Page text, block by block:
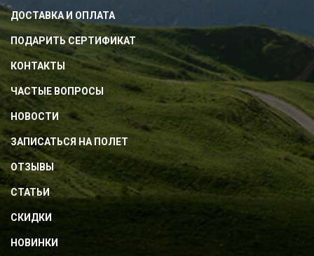
ДОСТАВКА И ОПЛАТА
ПОДАРИТЬ СЕРТИФИКАТ
КОНТАКТЫ
ЧАСТЫЕ ВОПРОСЫ
НОВОСТИ
ЗАПИСАТЬСЯ НА ПОЛЕТ
ОТЗЫВЫ
СТАТЬИ
СКИДКИ
НОВИНКИ